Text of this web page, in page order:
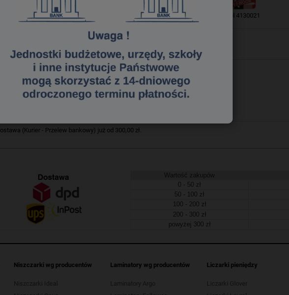
bl 4130021
Bezpieczeństwo
dostawa
(Kurier - Przelew bankowy) już od 300,00 zł.
Wartość zakupów
0 - 50 zł
50 - 100 zł
100 - 200 zł
200 - 300 zł
powyżej 300 zł
Niszczarki wg producentów
Niszczarki Ideal
Laminatory wg producentów
Laminatory Argo
Liczarki pieniędzy
Liczarki Glover